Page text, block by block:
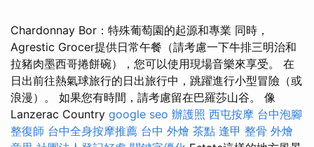
Chardonnay Bor：特殊葡萄園的起源和專業 同時，
Agrestic Grocer提供日常午餐（請考慮一下牛排三明治和
拉豬肉墨西哥捲餅碗），您可以使用現場音樂來享受。 在
日出前往熱氣球旅行的日出旅行中，跳躍進行小型冒險（或
浪漫）。 如果您有時間，請考慮留在巴羅莎山谷。 像
Lanzerac Country google seo 辦護照 西屯按摩 台中泡腳
整復師 台中全身按摩推薦 台中 外燴 茶點 逢甲 整骨 外燴